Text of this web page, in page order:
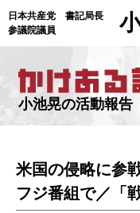
日本共産党 書記局長
参議院議員
小池晃の活動報告
米国の侵略に参
フジ番組で／「